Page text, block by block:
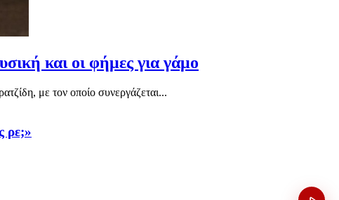
και οι φήμες για γάμο
με τον οποίο συνεργάζεται...
ρε;»